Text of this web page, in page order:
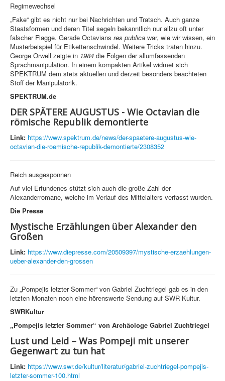
Regimewechsel
„Fake“ gibt es nicht nur bei Nachrichten und Tratsch. Auch ganze
Staatsformen und deren Titel segeln bekanntlich nur allzu oft unter
falscher Flagge. Gerade Octavians res publica war, wie wir wissen, ein
Musterbeispiel für Etikettenschwindel. Weitere Tricks traten hinzu.
George Orwell zeigte in 1984 die Folgen der allumfassenden
Sprachmanipulation. In einem kompakten Artikel widmet sich
SPEKTRUM dem stets aktuellen und derzeit besonders beachteten
Stoff der Manipulatorik.
SPEKTRUM.de
DER SPÄTERE AUGUSTUS - Wie Octavian die
römische Republik demontierte
Link: https://www.spektrum.de/news/der-spaetere-augustus-wie-
octavian-die-roemische-republik-demontierte/2308352
Reich ausgesponnen
Auf viel Erfundenes stützt sich auch die große Zahl der
Alexanderromane, welche im Verlauf des Mittelalters verfasst wurden.
Die Presse
Mystische Erzählungen über Alexander den
Großen
Link: https://www.diepresse.com/20509397/mystische-erzaehlungen-
ueber-alexander-den-grossen
Zu „Pompejis letzter Sommer“ von Gabriel Zuchtriegel gab es in den
letzten Monaten noch eine hörenswerte Sendung auf SWR Kultur.
SWRKultur
„Pompejis letzter Sommer“ von Archäologe Gabriel Zuchtriegel
Lust und Leid – Was Pompeji mit unserer
Gegenwart zu tun hat
Link: https://www.swr.de/kultur/literatur/gabriel-zuchtriegel-pompejis-
letzter-sommer-100.html